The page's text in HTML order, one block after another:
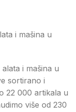
i mašina u
i mašina u
sortirano i
22 000 artikala u
više od 230